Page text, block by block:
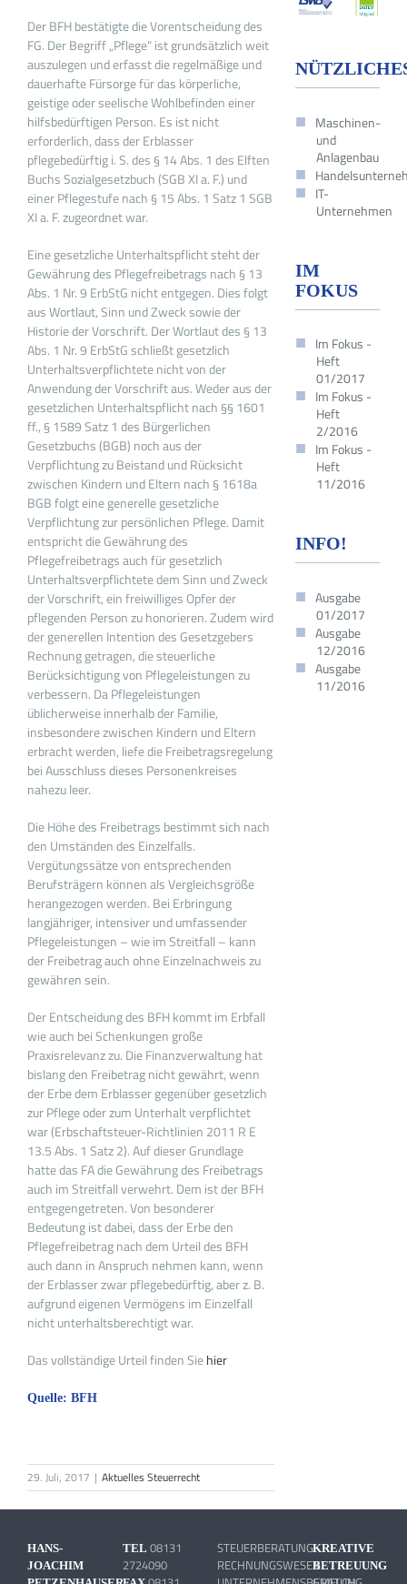
Der BFH bestätigte die Vorentscheidung des
FG. Der Begriff „Pflege“ ist grundsätzlich weit
auszulegen und erfasst die regelmäßige und
dauerhafte Fürsorge für das körperliche,
geistige oder seelische Wohlbefinden einer
hilfsbedürftigen Person. Es ist nicht
erforderlich, dass der Erblasser
pflegebedürftig i. S. des § 14 Abs. 1 des Elften
Buchs Sozialgesetzbuch (SGB XI a. F.) und
einer Pflegestufe nach § 15 Abs. 1 Satz 1 SGB
XI a. F. zugeordnet war.
Eine gesetzliche Unterhaltspflicht steht der
Gewährung des Pflegefreibetrags nach § 13
Abs. 1 Nr. 9 ErbStG nicht entgegen. Dies folgt
aus Wortlaut, Sinn und Zweck sowie der
Historie der Vorschrift. Der Wortlaut des § 13
Abs. 1 Nr. 9 ErbStG schließt gesetzlich
Unterhaltsverpflichtete nicht von der
Anwendung der Vorschrift aus. Weder aus der
gesetzlichen Unterhaltspflicht nach §§ 1601
ff., § 1589 Satz 1 des Bürgerlichen
Gesetzbuchs (BGB) noch aus der
Verpflichtung zu Beistand und Rücksicht
zwischen Kindern und Eltern nach § 1618a
BGB folgt eine generelle gesetzliche
Verpflichtung zur persönlichen Pflege. Damit
entspricht die Gewährung des
Pflegefreibetrags auch für gesetzlich
Unterhaltsverpflichtete dem Sinn und Zweck
der Vorschrift, ein freiwilliges Opfer der
pflegenden Person zu honorieren. Zudem wird
der generellen Intention des Gesetzgebers
Rechnung getragen, die steuerliche
Berücksichtigung von Pflegeleistungen zu
verbessern. Da Pflegeleistungen
üblicherweise innerhalb der Familie,
insbesondere zwischen Kindern und Eltern
erbracht werden, liefe die Freibetragsregelung
bei Ausschluss dieses Personenkreises
nahezu leer.
Die Höhe des Freibetrags bestimmt sich nach
den Umständen des Einzelfalls.
Vergütungssätze von entsprechenden
Berufsträgern können als Vergleichsgröße
herangezogen werden. Bei Erbringung
langjähriger, intensiver und umfassender
Pflegeleistungen – wie im Streitfall – kann
der Freibetrag auch ohne Einzelnachweis zu
gewähren sein.
Der Entscheidung des BFH kommt im Erbfall
wie auch bei Schenkungen große
Praxisrelevanz zu. Die Finanzverwaltung hat
bislang den Freibetrag nicht gewährt, wenn
der Erbe dem Erblasser gegenüber gesetzlich
zur Pflege oder zum Unterhalt verpflichtet
war (Erbschaftsteuer-Richtlinien 2011 R E
13.5 Abs. 1 Satz 2). Auf dieser Grundlage
hatte das FA die Gewährung des Freibetrags
auch im Streitfall verwehrt. Dem ist der BFH
entgegengetreten. Von besonderer
Bedeutung ist dabei, dass der Erbe den
Pflegefreibetrag nach dem Urteil des BFH
auch dann in Anspruch nehmen kann, wenn
der Erblasser zwar pflegebedürftig, aber z. B.
aufgrund eigenen Vermögens im Einzelfall
nicht unterhaltsberechtigt war.
Das vollständige Urteil finden Siehier
Quelle: BFH
29. Juli, 2017 | Aktuelles Steuerrecht
Maschinen-
und
Anlagenbau
IT-
Unternehmen
IM
FOKUS
Im Fokus -
Heft
01/2017
Im Fokus -
Heft
2/2016
Im Fokus -
Heft
11/2016
INFO!
Ausgabe
01/2017
Ausgabe
12/2016
Ausgabe
11/2016
HANS-
JOACHIM
TEL 08131
2724090
STEUERBERATUNG
RECHNUNGSWESEN
KREATIVE
BETREUUNG